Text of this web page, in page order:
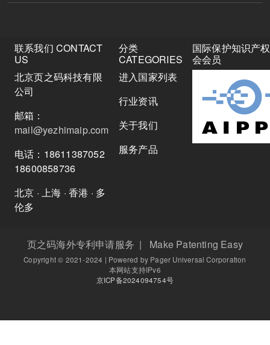
联系我们 CONTACT
US
北京页之码科技有限
公司
邮箱：
mail@yezhimaip.com
电话：18611387052
18600858736
北京 · 上海 · 香港 · 多
伦多
分类
CATEGORIES
进入国家列表
行业资讯
关于我们
服务产品
国际保护知识产
会会员
页之码海外专利申请服务 | Make Patenting Easy
Copyright © 2021-2024 | Powered by Pager Universal Corporation
本网站支持IPv6
京ICP备2024094754号